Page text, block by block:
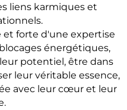
liens karmiques et
et forte d'une expertise
énergétiques,
potentiel, être dans
leur véritable essence,
avec leur cœur et leur